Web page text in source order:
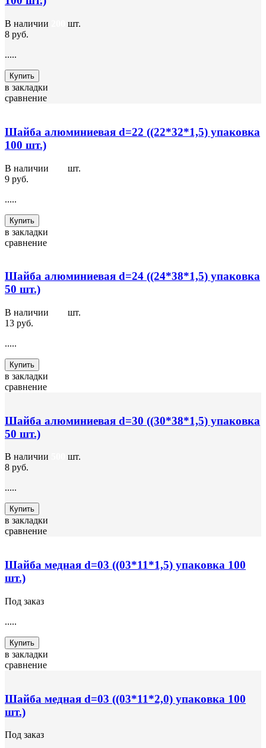
В наличии
шт.
8 руб.
.....
Купить
в закладки
сравнение
Шайба алюминиевая d=22 ((22*32*1,5) упаковка
100 шт.)
В наличии
шт.
9 руб.
.....
Купить
в закладки
сравнение
Шайба алюминиевая d=24 ((24*38*1,5) упаковка
50 шт.)
В наличии
шт.
13 руб.
.....
Купить
в закладки
сравнение
Шайба алюминиевая d=30 ((30*38*1,5) упаковка
50 шт.)
В наличии
шт.
8 руб.
.....
Купить
в закладки
сравнение
Шайба медная d=03 ((03*11*1,5) упаковка 100
шт.)
Под заказ
.....
Купить
в закладки
сравнение
Шайба медная d=03 ((03*11*2,0) упаковка 100
шт.)
Под заказ